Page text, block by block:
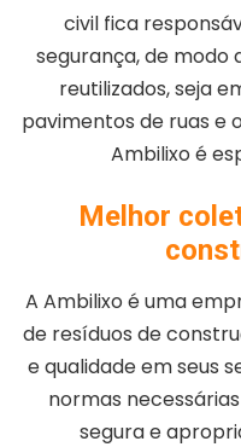
civil fica
segurança, de modo
reutilizados, seja
pavimentos de ruas e
Ambilixo é
Melhor
A Ambilixo é uma
de resíduos de
e qualidade em seus
normas
segura e